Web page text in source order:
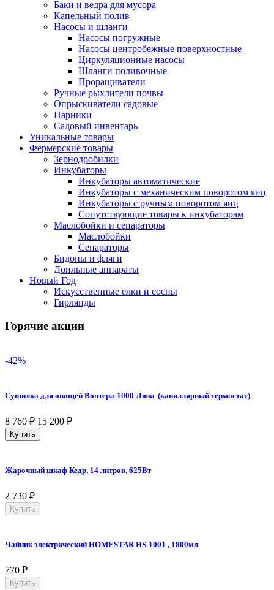
Баки и ведра для мусора
Капельный полив
Насосы и шланги
Насосы погружные
Насосы центробежные поверхностные
Циркуляционные насосы
Шланги поливочные
Проращиватели
Ручные рыхлители почвы
Опрыскиватели садовые
Парники
Садовый инвентарь
Уникальные товары
Фермерские товары
Зернодробилки
Инкубаторы
Инкубаторы автоматические
Инкубаторы с механическим поворотом яиц
Инкубаторы с ручным поворотом яиц
Сопутствующие товары к инкубаторам
Маслобойки и сепараторы
Маслобойки
Сепараторы
Бидоны и фляги
Доильные аппараты
Новый Год
Искусственные елки и сосны
Гирлянды
Горячие акции
-42%
Сушилка для овощей Волтера-1000 Люкс (капиллярный термостат)
8 760 ₽ 15 200 ₽
Купить
Жарочный шкаф Кедр, 14 литров, 625Вт
2 730 ₽
Купить
Чайник электрический HOMESTAR HS-1001 , 1800мл
770 ₽
Купить